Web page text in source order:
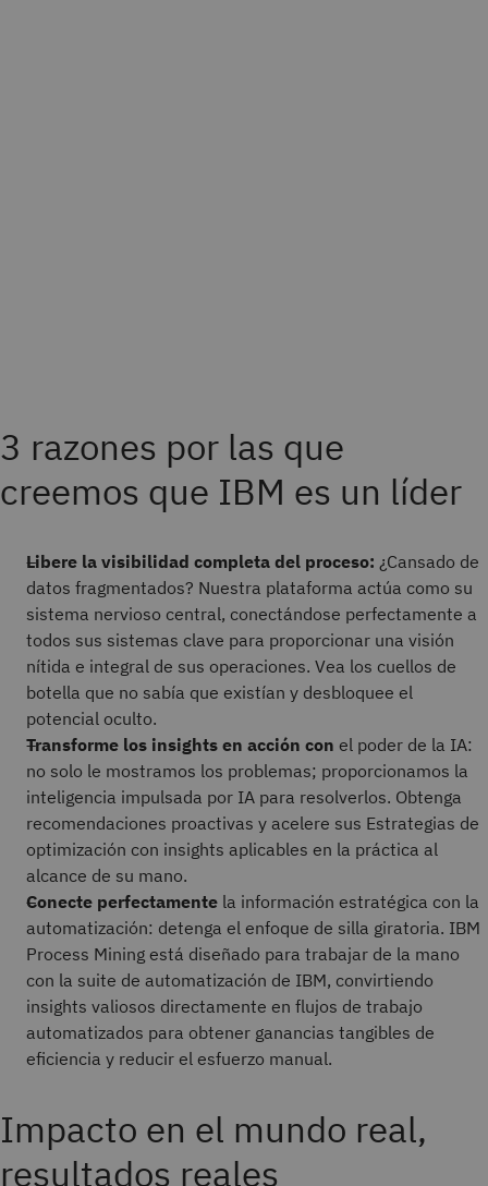
3 razones por las que
creemos que IBM es un líder
Libere la visibilidad completa del proceso: ¿Cansado de
datos fragmentados? Nuestra plataforma actúa como su
sistema nervioso central, conectándose perfectamente a
todos sus sistemas clave para proporcionar una visión
nítida e integral de sus operaciones. Vea los cuellos de
botella que no sabía que existían y desbloquee el
potencial oculto.
Transforme los insights en acción con el poder de la IA:
no solo le mostramos los problemas; proporcionamos la
inteligencia impulsada por IA para resolverlos. Obtenga
recomendaciones proactivas y acelere sus Estrategias de
optimización con insights aplicables en la práctica al
alcance de su mano.
Conecte perfectamente la información estratégica con la
automatización: detenga el enfoque de silla giratoria. IBM
Process Mining está diseñado para trabajar de la mano
con la suite de automatización de IBM, convirtiendo
insights valiosos directamente en flujos de trabajo
automatizados para obtener ganancias tangibles de
eficiencia y reducir el esfuerzo manual.
Impacto en el mundo real,
resultados reales